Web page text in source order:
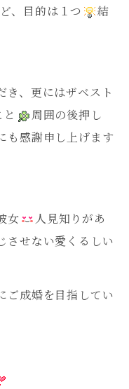
、目的は１つ
結
き、更にはザベスト
周囲の後押し
も感謝申し上げます
女
人見知りがあ
させない愛くるしい
ご成婚を目指してい